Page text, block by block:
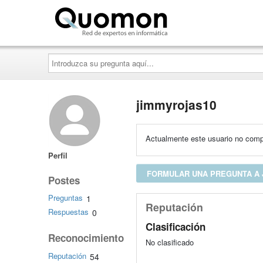
Introduzca
su
pregunta
aquí...
Perfil
Postes
Preguntas 1
Respuestas 0
Reconocimiento
Reputación 54
jimmyrojas10
Actualmente este usuario no
FORMULAR UNA PREGUNTA
Reputación
Clasificación
No clasificado